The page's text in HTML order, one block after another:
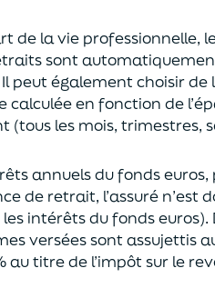
de la vie professionnelle, l
sont
peut également choisirde
calculée en fonction de
(tous les mois, trimestres,
annuels du fonds euros,
de retrait, l’assuré n’est
intérêts du fonds euros).
verséessont assujettis
au titre de l’impôt sur le